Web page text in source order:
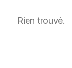
Rien trouvé.